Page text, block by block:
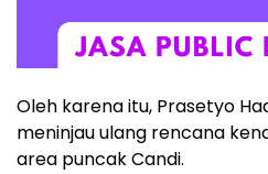
Oleh karena itu, Prasetyo
meninjau ulang rencana
area puncak Candi.